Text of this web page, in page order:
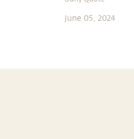
June 05, 2024